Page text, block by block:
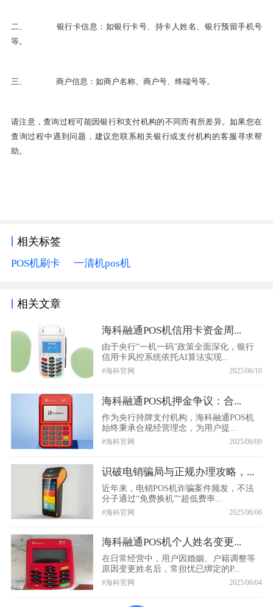
二、
银行卡信息：如银行卡号、持卡人姓名、银行预留手机号
等。
三、 商户信息：如商户名称、商户号、终端号等。
请注意，查询过程可能因银行和支付机构的不同而有所差异。如果您在
查询过程中遇到问题，建议您联系相关银行或支付机构的客服寻求帮
助。
相关标签
POS机刷卡 一清机pos机
相关文章
海科融通POS机信用卡资金周...
由于央行“一机一码”政策全面深化，银行
信用卡风控系统依托AI算法实现...
#海科官网 2025/06/10
海科融通POS机押金争议：合...
作为央行持牌支付机构，海科融通POS机
始终秉承合规经营理念，为用户提...
#海科官网 2025/06/09
识破电销骗局与正规办理攻略，...
近年来，电销POS机诈骗案件频发，不法
分子通过“免费换机”“超低费率...
#海科官网 2025/06/06
海科融通POS机个人姓名变更...
在日常经营中，用户因婚姻、户籍调整等
原因变更姓名后，常担忧已绑定的P...
#海科官网 2025/06/04